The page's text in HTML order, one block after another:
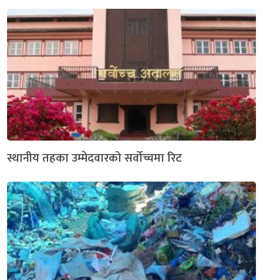
स्थानीय तहका उम्मेदवारको सर्वोच्चमा रिट